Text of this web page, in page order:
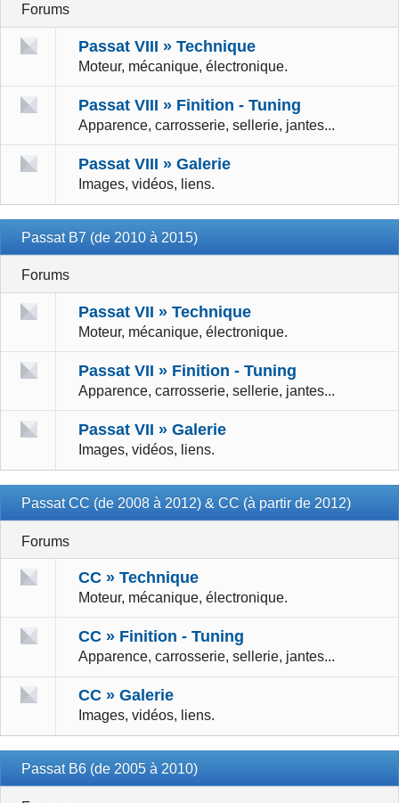
Forums
Passat VIII » Technique
Moteur, mécanique, électronique.
Passat VIII » Finition - Tuning
Apparence, carrosserie, sellerie, jantes...
Passat VIII » Galerie
Images, vidéos, liens.
Passat B7 (de 2010 à 2015)
Forums
Passat VII » Technique
Moteur, mécanique, électronique.
Passat VII » Finition - Tuning
Apparence, carrosserie, sellerie, jantes...
Passat VII » Galerie
Images, vidéos, liens.
Passat CC (de 2008 à 2012) & CC (à partir de 2012)
Forums
CC » Technique
Moteur, mécanique, électronique.
CC » Finition - Tuning
Apparence, carrosserie, sellerie, jantes...
CC » Galerie
Images, vidéos, liens.
Passat B6 (de 2005 à 2010)